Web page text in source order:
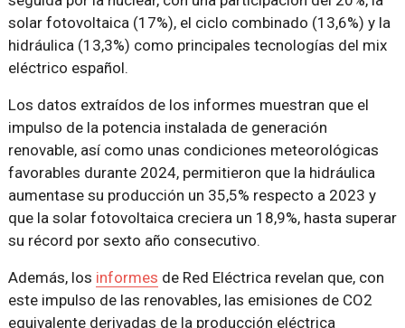
solar fotovoltaica (17%), el ciclo combinado (13,6%) y la
hidráulica (13,3%) como principales tecnologías del mix
eléctrico español.
Los datos extraídos de los informes muestran que el
impulso de la potencia instalada de generación
renovable, así como unas condiciones meteorológicas
favorables durante 2024, permitieron que la hidráulica
aumentase su producción un 35,5% respecto a 2023 y
que la solar fotovoltaica creciera un 18,9%, hasta superar
su récord por sexto año consecutivo.
Además, los informes de Red Eléctrica revelan que, con
este impulso de las renovables, las emisiones de CO2
equivalente derivadas de la producción eléctrica